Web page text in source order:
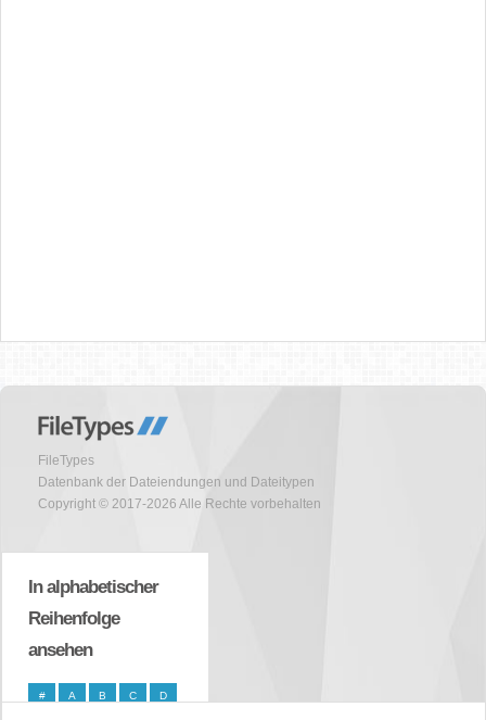
FileTypes
Datenbank der Dateiendungen und Dateitypen
Copyright © 2017-2026 Alle Rechte vorbehalten
In alphabetischer
Reihenfolge
ansehen
# A B C D